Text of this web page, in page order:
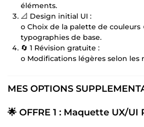
éléments.
📐 Design initial UI :
o Choix de la palette de couleurs
typographies de base.
🔄 1 Révision gratuite :
o Modifications légères selon les
MES OPTIONS
🌟 OFFRE 1 : Maquette UX/